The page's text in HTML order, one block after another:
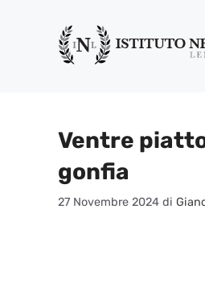
contenuto
Ventre
gonfia
27 Novembre 2024 di